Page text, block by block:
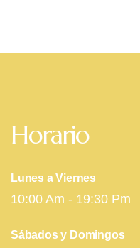
Horario
Lunes a Viernes
10:00 Am - 19:30 Pm
Sábados y Domingos